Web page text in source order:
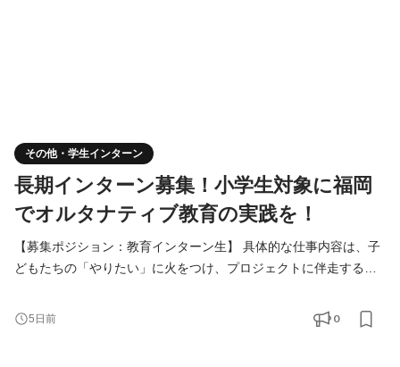
その他・学生インターン
長期インターン募集！小学生対象に福岡
でオルタナティブ教育の実践を！
【募集ポジション：教育インターン生】 具体的な仕事内容は、子
どもたちの「やりたい」に火をつけ、プロジェクトに伴走するこ
ンを作りたい」と言い出したとき、正解を教えるのではなく、ど
うすれば実現できるか一緒に考え、必要な情報を手に入れるサポ
5日前 0